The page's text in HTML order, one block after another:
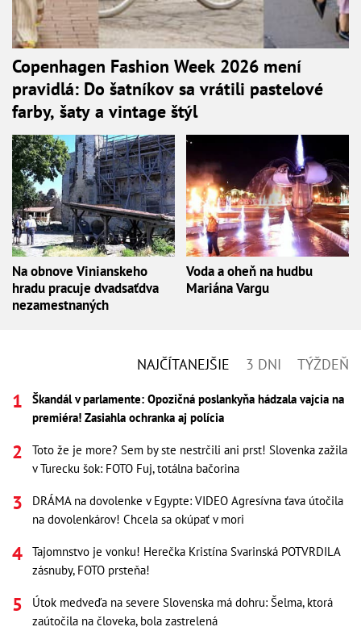
Copenhagen Fashion Week 2026 mení
pravidlá: Do šatníkov sa vrátili pastelové
farby, šaty a vintage štýl
Na obnove Vinianskeho
hradu pracuje dvadsaťdva
nezamestnaných
Voda a oheň na hudbu
Mariána Vargu
NAJČÍTANEJŠIE 3 DNI TÝŽDEŇ
Škandál v parlamente: Opozičná poslankyňa hádzala vajcia na
premiéra! Zasiahla ochranka aj polícia
Toto že je more? Sem by ste nestrčili ani prst! Slovenka zažila
v Turecku šok: FOTO Fuj, totálna bačorina
DRÁMA na dovolenke v Egypte: VIDEO Agresívna ťava útočila
na dovolenkárov! Chcela sa okúpať v mori
Tajomnstvo je vonku! Herečka Kristína Svarinská POTVRDILA
zásnuby, FOTO prsteňa!
Útok medveďa na severe Slovenska má dohru: Šelma, ktorá
zaútočila na človeka, bola zastrelená